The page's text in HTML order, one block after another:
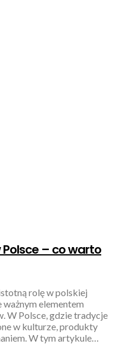
– co warto
rolę w polskiej
elementem
W Polsce, gdzie tradycje
w kulturze, produkty
W tym artykule…